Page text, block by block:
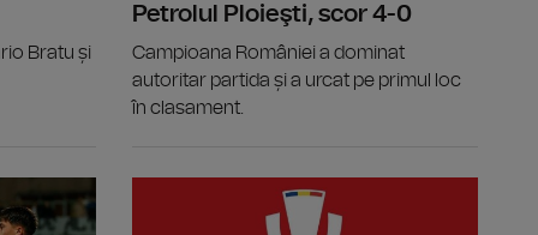
Bratu și
Petrolul Ploieşti, scor 4-0
Campioana României a dominat
autoritar partida și a urcat pe primul loc
în clasament.